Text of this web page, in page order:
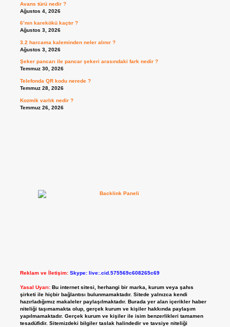
Avans türü nedir ?
Ağustos 4, 2026
6’nın karekökü kaçtır ?
Ağustos 3, 2026
3.2 harcama kaleminden neler alınır ?
Ağustos 3, 2026
Şeker pancarı ile pancar şekeri arasındaki fark nedir ?
Temmuz 30, 2026
Telefonda QR kodu nerede ?
Temmuz 28, 2026
Kozmik varlık nedir ?
Temmuz 26, 2026
Reklam ve İletişim: Skype: live:.cid.575569c608265c69
Yasal Uyarı: Bu internet sitesi, herhangi bir marka, kurum veya şahıs
şirketi ile hiçbir bağlantısı bulunmamaktadır. Sitede yalnızca kendi
hazırladığımız makaleler paylaşılmaktadır. Burada yer alan içerikler haber
niteliği taşımamakta olup, gerçek kurum ve kişiler hakkında paylaşım
yapılmamaktadır. Gerçek kurum ve kişiler ile isim benzerlikleri tamamen
tesadüfidir. Sitemizdeki bilgiler taslak halindedir ve tavsiye niteliği